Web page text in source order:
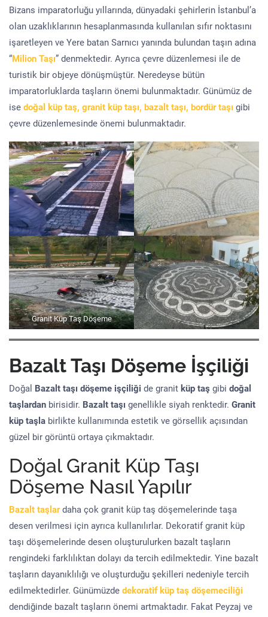
Bizans imparatorluğu yıllarında, dünyadaki şehirlerin İstanbul’a
olan uzaklıklarının hesaplanmasında kullanılan sıfır noktasını
işaretleyen ve Yere batan Sarnıcı yanında bulundan taşın adına
“Milion Taşı” denmektedir. Ayrıca çevre düzenlemesi ile de
turistik bir objeye dönüşmüştür. Neredeyse bütün
imparatorluklarda taşların önemi bulunmaktadır. Günümüz de
ise doğal küp taş, granit küp taşı, bazalt taşı, bordür taşı gibi
çevre düzenlemesinde önemi bulunmaktadır.
Granit Küp Taş Döşeme
Bazalt Taşı Döşeme İşçiliği
Doğal Bazalt taşı döşeme işçiliği de granit küp taş gibi doğal
taşlardan birisidir. Bazalt taşı genellikle siyah renktedir. Granit
küp taşla birlikte kullanımında estetik ve görsellik açısından
güzel bir görüntü ortaya çıkmaktadır.
Doğal Granit Küp Taşı
Döşeme Nasıl Yapılır
Bazalt taşlardaha çok granit küp taş döşemelerinde taşa
desen verilmesi için ayrıca kullanılırlar. Dekoratif granit küp
taşı döşemelerinde desen oluşturulurken bazalt taşların
rengindeki farklılıktan dolayı da tercih edilmektedir. Yine bazalt
taşların dayanıklılığı ve oluşturduğu şekilleri nedeniyle tercih
edilmektedirler. Günümüzde dekoratif küp taş döşemeciliği
dendiğinde bazalt taşların önemi artmaktadır. Fakat Peyzaj ve